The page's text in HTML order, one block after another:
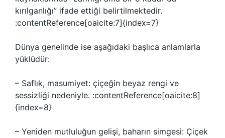
kırılganlığı” ifade ettiği belirtilmektedir.
:contentReference[oaicite:7]{index=7}
Dünya genelinde ise aşağıdaki başlıca anlamlarla
yüklüdür:
– Saflık, masumiyet: çiçeğin beyaz rengi ve
sessizliği nedeniyle. :contentReference[oaicite:8]
{index=8}
– Yeniden mutluluğun gelişi, baharın simgesi: Çiçek